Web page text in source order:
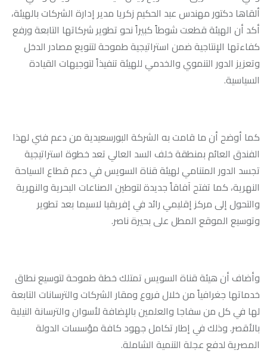
ألقاها دكتور مهندس عبد الحكيم زكريا مدير إدارة الشركات بالهيئة،
أكد أن الهيئة قطعت شوطاً كبيراً نحو تطوير شركاتها التابعة ورفع
كفاءتها الإنتاجية ضمن استراتيجية طموحة لتنويع مصادر الدخل
وتعزيز الدور التنموي والخدمي للهيئة تنفيذاً لتوجيهات القيادة
السياسية.
كما أوضح أن ما قامت به الشركة البورسعيدية من دعم فني لهذا
الفندق العائم بمنطقة خلف السد العالي تعد خطوة استراتيجية
تجسد الدور المتنامي لهيئة قناة السويس في دعم قطاع السياحة
النهرية، كما تفتح آفاقاً جديدة لتوطين الصناعات البحرية والنهرية
والتحول إلى مركز إقليمي رائد في إفريقيا لاسيما بعد تطوير
وتوسيع الموقع المطل على بحيرة ناصر.
وأضاف أن هيئة قناة السويس تمتلك خطة طموحة لتوسيع نطاق
خدماتها جغرافياً من خلال فروع ومقار الشركات والترسانات التابعة
لها في كل من سفاجا والعلمين بالإضافة لأسوان والترسانة النيلية
بالأقصر. وذلك في إطار تكامل جهود كافة مؤسسات الدولة
المصرية لدفع عجلة التنمية الشاملة.